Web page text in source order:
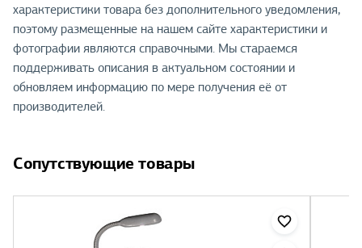
характеристики товара без дополнительного уведомления,
поэтому размещенные на нашем сайте характеристики и
фотографии являются справочными. Мы стараемся
поддерживать описания в актуальном состоянии и
обновляем информацию по мере получения её от
производителей.
Сопутствующие товары